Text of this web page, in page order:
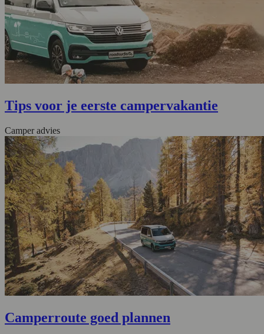
Tips voor je eerste campervakantie
Camper advies
Camperroute goed plannen